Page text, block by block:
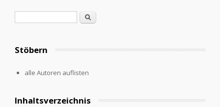
Search
Stöbern
alle Autoren auflisten
Inhaltsverzeichnis